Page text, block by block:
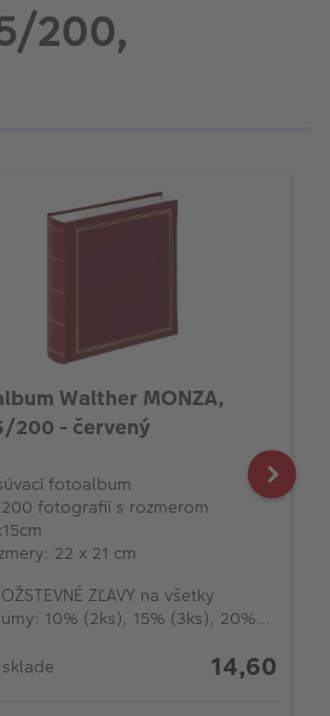
200,
Walther MONZA,
200 - červený
fotoalbum
200 fotografií s rozmerom
22 x 21 cm
ZĽAVY na všetky
10% (2ks), 15% (3ks), 20%
sklade
14,60